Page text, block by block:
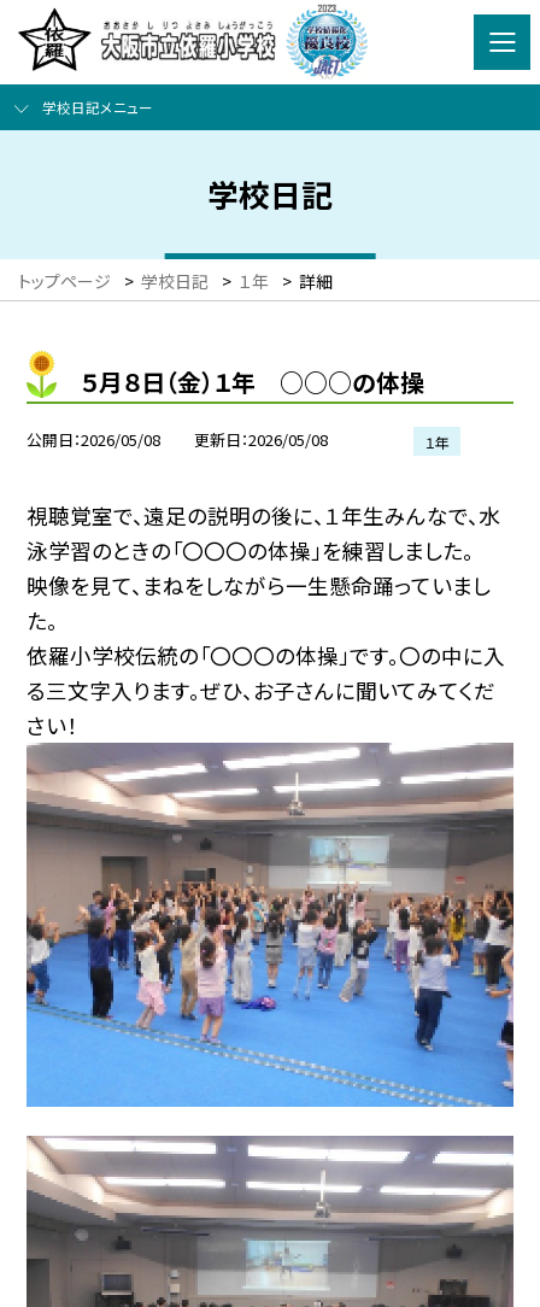
学校日記メニュー
学校日記
トップページ > 学校日記 > １年 > 詳細
５月８日（金）１年 ○○○の体操
公開日 2026/05/08 更新日 2026/05/08 １年
視聴覚室で、遠足の説明の後に、１年生みんなで、水
泳学習のときの「〇〇〇の体操」を練習しました。
映像を見て、まねをしながら一生懸命踊っていまし
た。
依羅小学校伝統の「〇〇〇の体操」です。〇の中に入
る三文字入ります。ぜひ、お子さんに聞いてみてくだ
さい！